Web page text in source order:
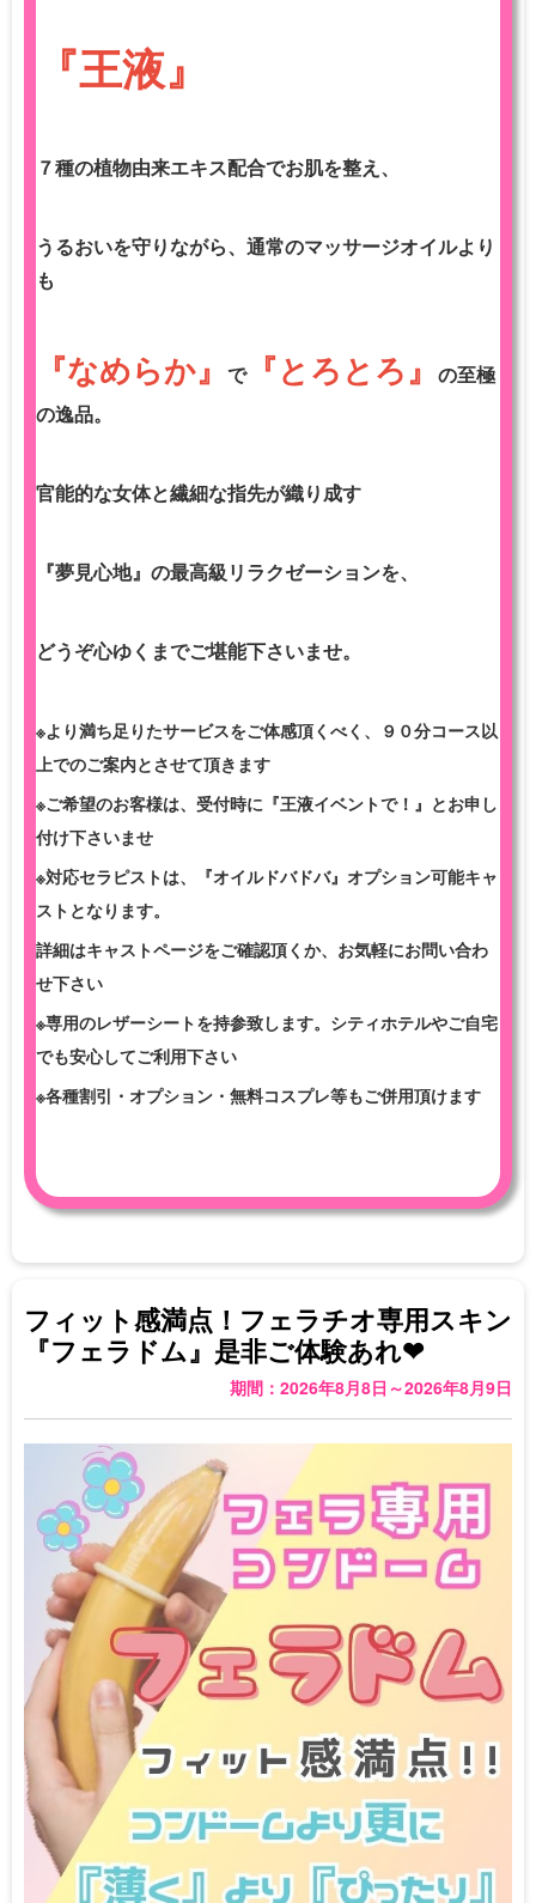
『王液』
７種の植物由来エキス配合でお肌を整え、
うるおいを守りながら、通常のマッサージオイルより
も
『なめらか』 で『とろとろ』
の至極
の逸品。
官能的な女体と繊細な指先が織り成す
『夢見心地』の最高級リラクゼーションを、
どうぞ心ゆくまでご堪能下さいませ。
※より満ち足りたサービスをご体感頂くべく、９０分コース以
上でのご案内とさせて頂きます
※ご希望のお客様は、受付時に『王液イベントで！』とお申し
付け下さいませ
※対応セラピストは、『オイルドバドバ』オプション可能キャ
ストとなります。
詳細はキャストページをご確認頂くか、お気軽にお問い合わ
せ下さい
※専用のレザーシートを持参致します。シティホテルやご自宅
でも安心してご利用下さい
※各種割引・オプション・無料コスプレ等もご併用頂けます
フィット感満点！フェラチオ専用スキン
『フェラドム』是非ご体験あれ❤
期間：2026年8月8日～2026年8月9日